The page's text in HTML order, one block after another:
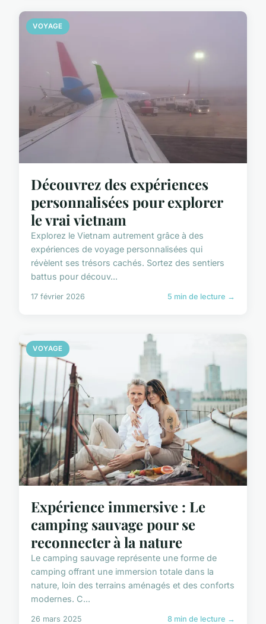
VOYAGE
Découvrez des expériences
personnalisées pour explorer
le vrai vietnam
Explorez le Vietnam autrement grâce à des
expériences de voyage personnalisées qui
révèlent ses trésors cachés. Sortez des sentiers
battus pour découv...
17 février 2026 5 min de lecture →
VOYAGE
Expérience immersive : Le
camping sauvage pour se
reconnecter à la nature
Le camping sauvage représente une forme de
camping offrant une immersion totale dans la
nature, loin des terrains aménagés et des conforts
modernes. C...
26 mars 2025 8 min de lecture →